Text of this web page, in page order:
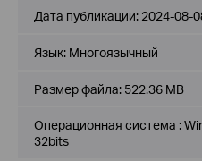
Дата публикации: 2024-08-
Язык: Многоязычный
Размер файла: 522.36 MB
Операционная система :
32bits